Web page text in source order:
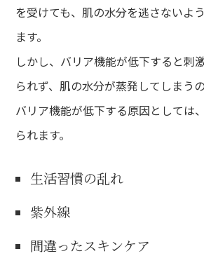
を受けても、肌の水分を逃さないよ
ます。
しかし、バリア機能が低下すると刺
られず、肌の水分が蒸発してしまうの
バリア機能が低下する原因としては
られます。
生活習慣の乱れ
紫外線
間違ったスキンケア